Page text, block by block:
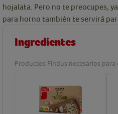
hojalata. Pero no te preocupes,
para horno también te servirá
Ingredientes
Productos Findus necesarios para